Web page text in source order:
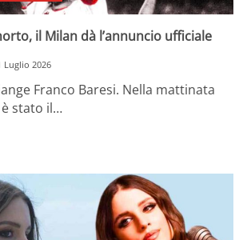
il Milan dà l’annuncio ufficiale
Luglio 2026
Franco Baresi. Nella mattinata
è stato il…